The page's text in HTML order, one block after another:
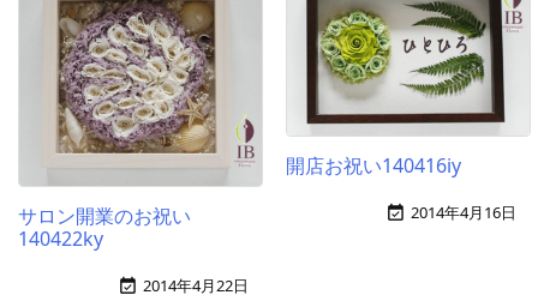
サロン開業のお祝い
140422ky
 2014年4月22日
開店お祝い140416iy
 2014年4月16日